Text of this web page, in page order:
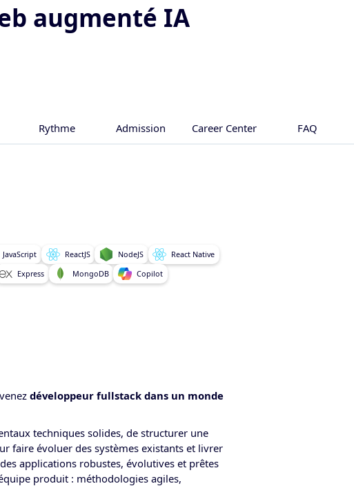
augmenté IA
Rythme Admission Career Center FAQ
JavaScript ReactJS NodeJS React Native
Express MongoDB Copilot
développeur fullstack dans un monde
techniques solides, de structurer une
faire évoluer des systèmes existants et livrer
applications robustes, évolutives et prêtes
produit : méthodologies agiles,